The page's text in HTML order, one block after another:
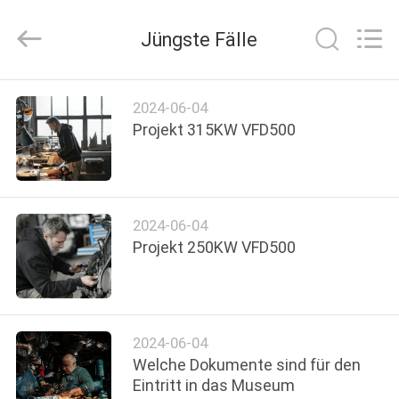
ZU
HAUSE
PRODUKTE
ÜBER
UNS
WERKSBESICHTIGUNG
QUALITÄTSKONTROLLE
Rights
by
ECER
Jüngste Fälle
2024-06-04
Projekt 315KW VFD500
2024-06-04
Projekt 250KW VFD500
2024-06-04
Welche Dokumente sind für den
Eintritt in das Museum